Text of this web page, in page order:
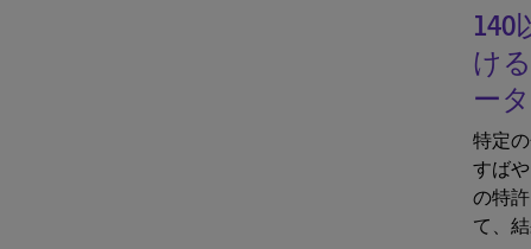
140
け
ータ
特定
すば
の特
て、